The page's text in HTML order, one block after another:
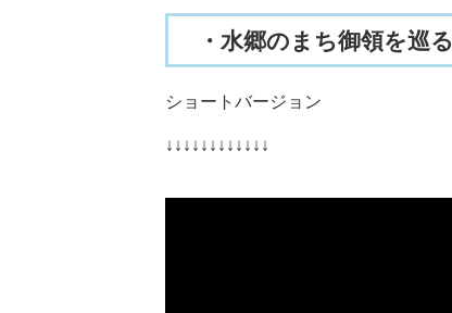
・水郷のまち御領を巡る
ショートバージョン
↓↓↓↓↓↓↓↓↓↓↓↓​